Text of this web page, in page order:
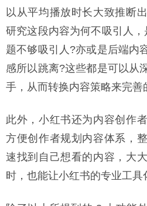
以从平均播放时长大致推断
研究这段内容为何不吸引人
题不够吸引人?亦或是后端内
感所以跳离?这些都是可以从
手，从而转换内容策略来完善
此外，小红书还为内容创作
方便创作者规划内容体系，
速找到自己想看的内容，大
时，也能让小红书的专业工具